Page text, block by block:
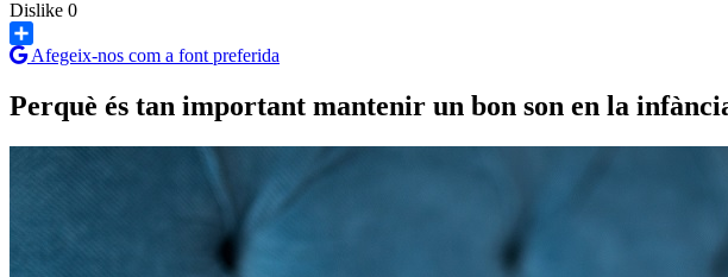
Dislike 0
Share
Afegeix-nos com a font preferida
Perquè és tan important mantenir un bon son en la